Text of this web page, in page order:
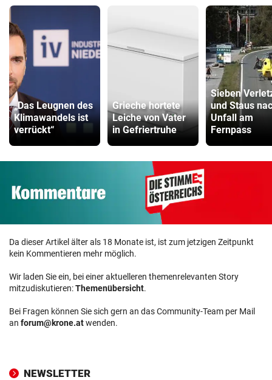
„Das Leugnen des
Klimawandels ist
verrückt“
Grieche hortete
Leiche von Vater
in Gefriertruhe
Sieben
und Staus
Unfall am
Fernpass
Da dieser Artikel älter als 18 Monate ist, ist zum jetzigen Zeitpunkt
kein Kommentieren mehr möglich.
Wir laden Sie ein, bei einer aktuelleren themenrelevanten Story
mitzudiskutieren:Themenübersicht.
Bei Fragen können Sie sich gern an das Community-Team per Mail
an forum@krone.atwenden.
NEWSLETTER